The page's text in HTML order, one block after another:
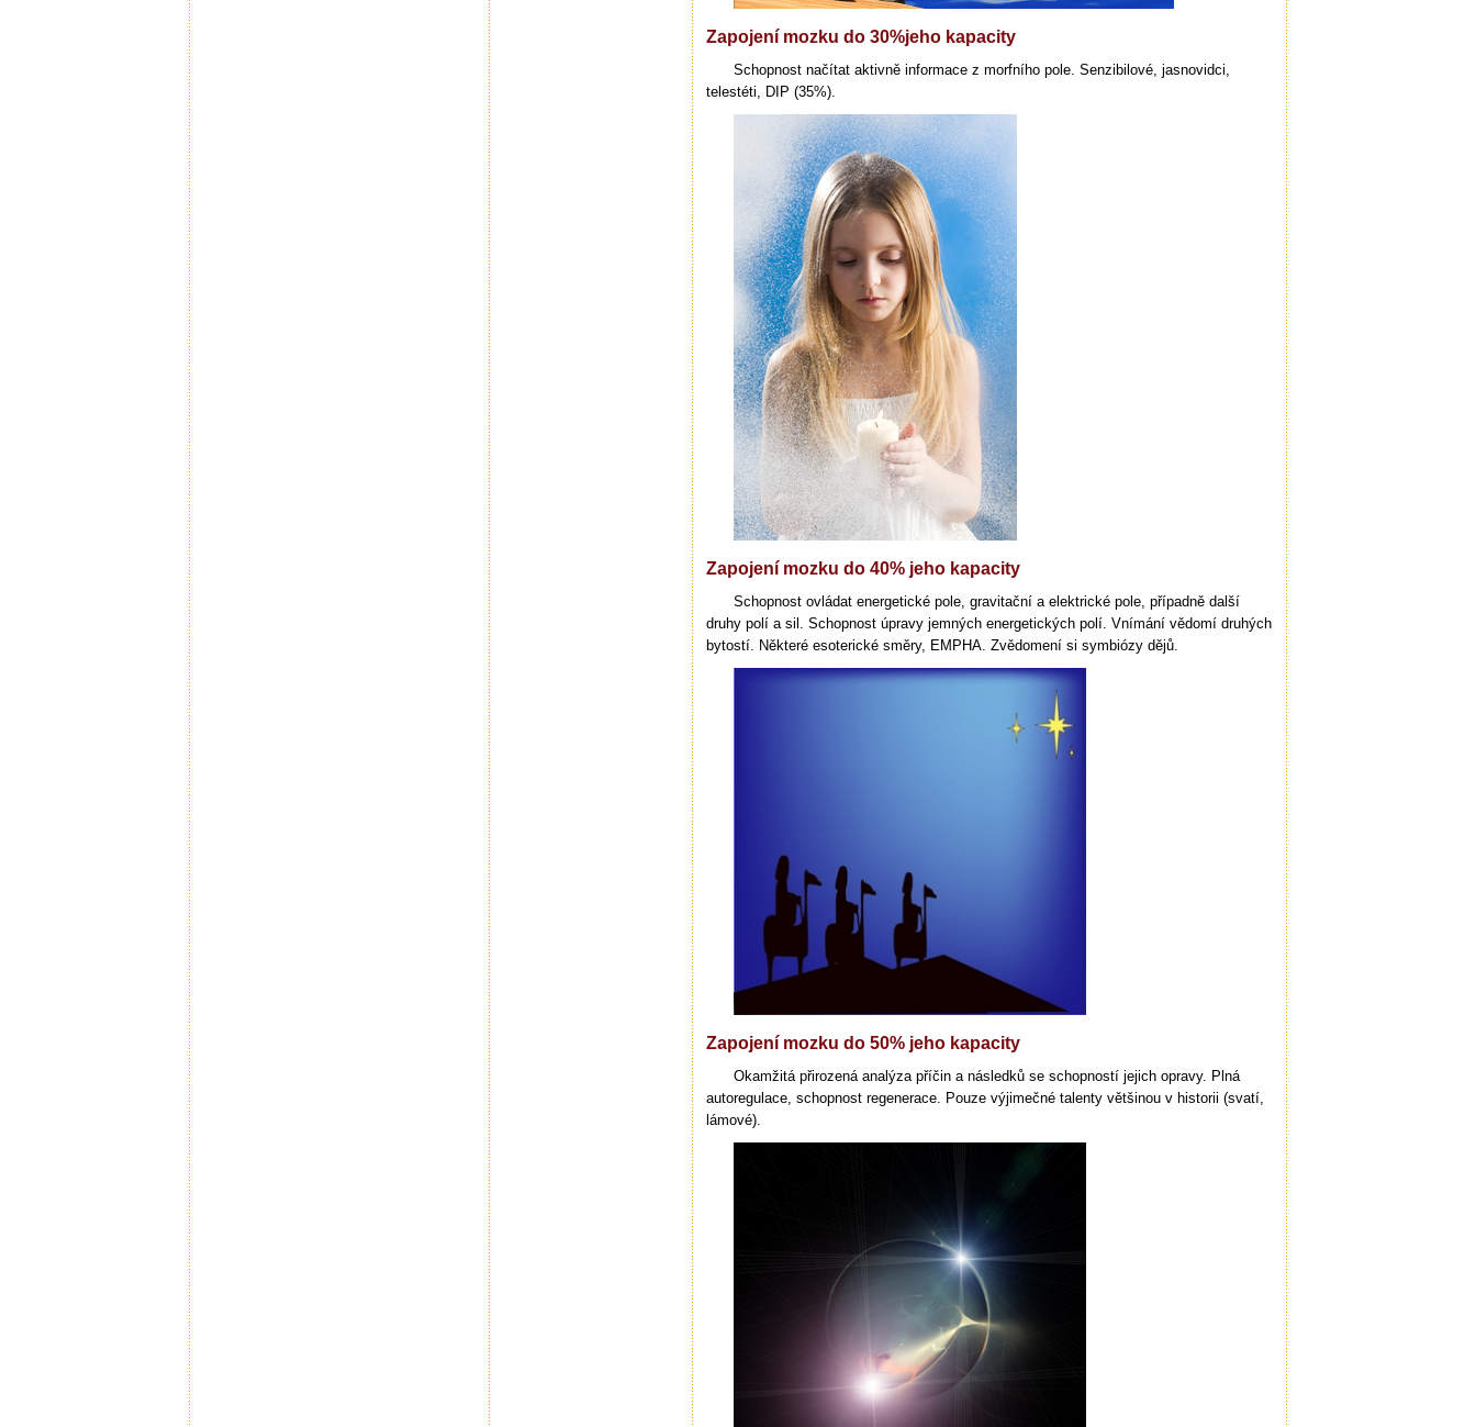
Zapojení mozku do 30%jeho kapacity
Schopnost načítat aktivně informace z morfního pole. Senzibilové, jasnovidci,
telestéti, DIP (35%).
Zapojení mozku do 40% jeho kapacity
Schopnost ovládat energetické pole, gravitační a elektrické pole, případně další
druhy polí a sil. Schopnost úpravy jemných energetických polí. Vnímání vědomí druhých
bytostí. Některé esoterické směry, EMPHA. Zvědomení si symbiózy dějů.
Zapojení mozku do 50% jeho kapacity
Okamžitá přirozená analýza příčin a následků se schopností jejich opravy. Plná
autoregulace, schopnost regenerace. Pouze výjimečné talenty většinou v historii (svatí,
lámové).